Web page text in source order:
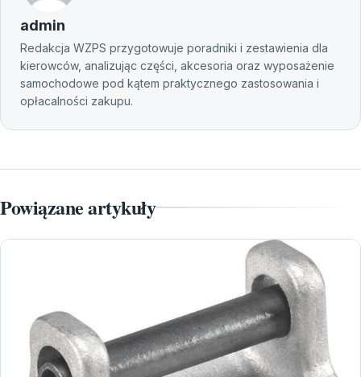
admin
Redakcja WZPS przygotowuje poradniki i zestawienia dla
kierowców, analizując części, akcesoria oraz wyposażenie
samochodowe pod kątem praktycznego zastosowania i
opłacalności zakupu.
Powiązane artykuły